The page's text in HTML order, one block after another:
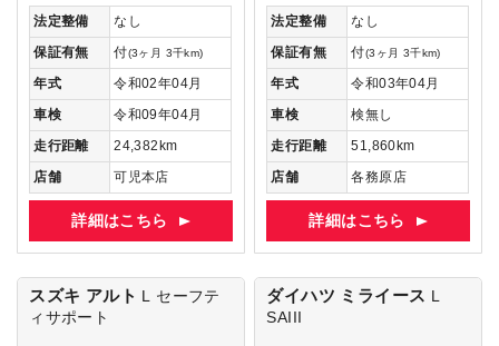
法定整備
なし
保証有無
付(3ヶ月 3千km)
年式
令和02年04月
車検
令和09年04月
走行距離
24,382km
店舗
可児本店
詳細はこちら
法定整備
なし
保証有無
付(3ヶ月 3千km)
年式
令和03年04月
車検
検無し
走行距離
51,860km
店舗
各務原店
詳細はこちら
スズキ アルト
セーフテ
ィサポート
ダイハツ ミライース
SAIII